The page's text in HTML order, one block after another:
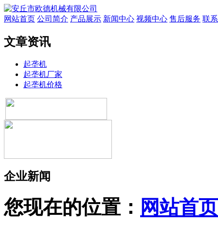
网站首页 公司简介 产品展示 新闻中心 视频中心 售后服务 联
文章资讯
起垄机
起垄机厂家
起垄机价格
企业新闻
您现在的位置： 网站首页